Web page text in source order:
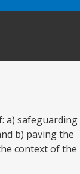
a) safeguarding
b) paving the
context of the